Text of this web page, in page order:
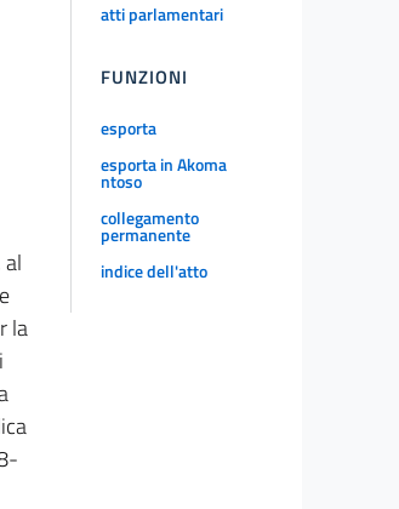
al
la
atti parlamentari
FUNZIONI
esporta
esporta in Akoma
ntoso
collegamento
permanente
indice dell'atto